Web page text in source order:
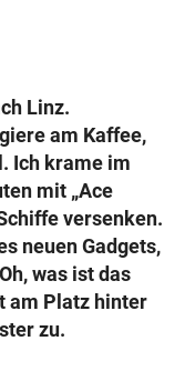
Linz.
am Kaffee,
Ich krame im
mit „Ace
versenken.
neuen Gadgets,
was ist das
am Platz hinter
zu.